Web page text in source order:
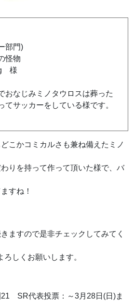
部門)
怪物
様
おなじみミノタウロスは葬った
てサッカーをしている様です。
こかコミカルさも兼ね備えたミノ
りを持って作って頂いた様で、バ
すね！
ますので是非チェックしてみてく
しくお願いします。
21 SR代表投票：～3月28日(日)ま